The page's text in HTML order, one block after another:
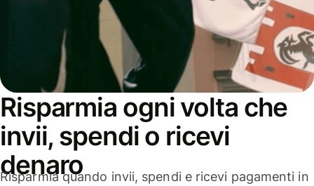
Risparmia ogni volta che
invii, spendi o ricevi
denaro
Risparmia quando invii, spendi e ricevi pagamenti in